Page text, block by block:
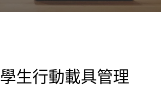
學生行動載具管理